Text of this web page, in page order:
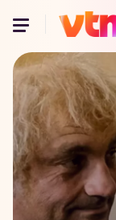
Voor je
best je
van